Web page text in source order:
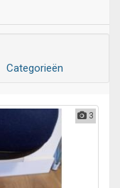
Categorieën
3